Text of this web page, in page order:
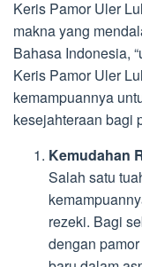
Keris Pamor Uler
makna yang
Bahasa Indonesia,
Keris Pamor Uler
kemampuannya
kesejahteraan bagi
Kemudahan
Salah satu
rezeki. Bagi
dengan